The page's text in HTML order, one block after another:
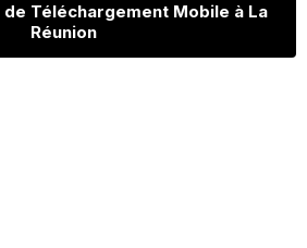
Téléchargement Mobile à La
Réunion